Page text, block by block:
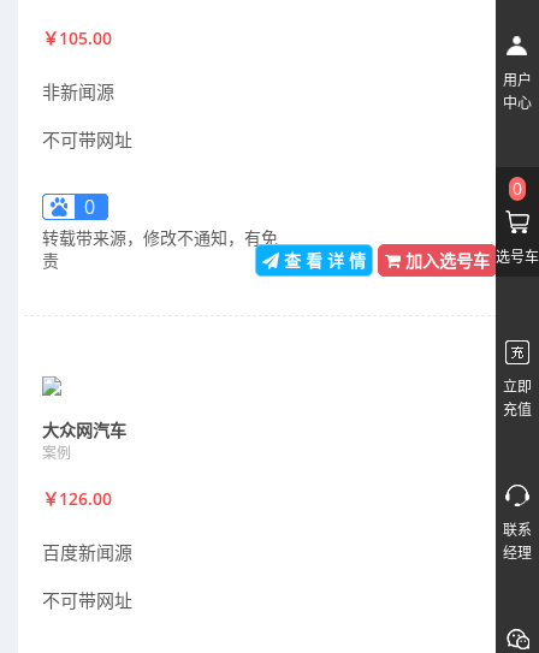
￥105.00
非新闻源
不可带网址
0
转载带来源，修改不通知，有免
责
查 看 详 情 加入选号车
大众网汽车
案例
￥126.00
百度新闻源
不可带网址
用户
中心
0
选号车
立即
充值
联系
经理